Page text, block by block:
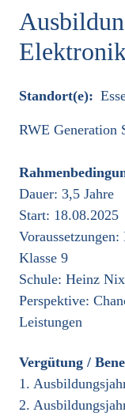
Standort(e):
RWE Generation
Dauer: 3,5 Jahre
Start: 18.08.2025
Klasse 9
Schule: Heinz
Perspektive:
Leistungen
Vergütung /
1.
2.